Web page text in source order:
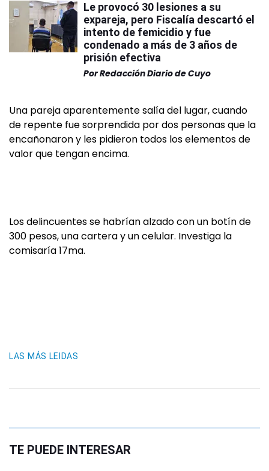
Le provocó 30 lesiones a su
expareja, pero Fiscalía descartó el
intento de femicidio y fue
condenado a más de 3 años de
prisión efectiva
PorRedacción Diario de Cuyo
Una pareja aparentemente salía del lugar, cuando
de repente fue sorprendida por dos personas que la
encañonaron y les pidieron todos los elementos de
valor que tengan encima.
Los delincuentes se habrían alzado con un botín de
300 pesos, una cartera y un celular. Investiga la
comisaría 17ma.
LAS MÁS LEIDAS
TE PUEDE INTERESAR